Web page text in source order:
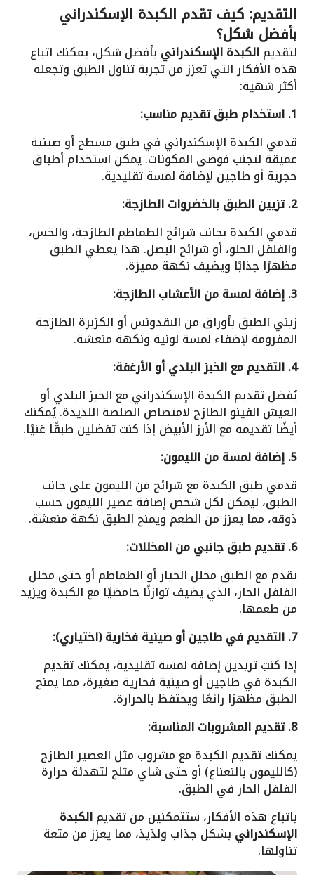
التقديم: كيف تقدم الكبدة الإسكندراني
بأفضل شكل؟
لتقديمالكبدة الإسكندراني بأفضل شكل، يمكنك اتباع
هذه الأفكار التي تعزز من تجربة تناول الطبق وتجعله
أكثر شهية:
1. استخدام طبق تقديم مناسب:
قدمي الكبدة الإسكندراني في طبق مسطح أو صينية
عميقة لتجنب فوضى المكونات. يمكن استخدام أطباق
حجرية أو طاجين لإضافة لمسة تقليدية.
2. تزيين الطبق بالخضروات الطازجة:
قدمي الكبدة بجانب شرائح الطماطم الطازجة، والخس،
والفلفل الحلو، أو شرائح البصل. هذا يعطي الطبق
مظهرًا جذابًا ويضيف نكهة مميزة.
3. إضافة لمسة من الأعشاب الطازجة:
زيني الطبق بأوراق من البقدونس أو الكزبرة الطازجة
المفرومة لإضفاء لمسة لونية ونكهة منعشة.
4. التقديم مع الخبز البلدي أو الأرغفة:
يُفضل تقديم الكبدة الإسكندراني مع الخبز البلدي أو
العيش الفينو الطازج لامتصاص الصلصة اللذيذة. يُمكنك
أيضًا تقديمه مع الأرز الأبيض إذا كنت تفضلين طبقًا غنيًا.
5. إضافة لمسة من الليمون:
قدمي طبق الكبدة مع شرائح من الليمون على جانب
الطبق، ليمكن لكل شخص إضافة عصير الليمون حسب
ذوقه، مما يعزز من الطعم ويمنح الطبق نكهة منعشة.
6. تقديم طبق جانبي من المخللات:
يقدم مع الطبق مخلل الخيار أو الطماطم أو حتى مخلل
الفلفل الحار، الذي يضيف توازنًا حامضيًا مع الكبدة ويزيد
من طعمها.
7. التقديم في طاجين أو صينية فخارية (اختياري):
إذا كنتِ تريدين إضافة لمسة تقليدية، يمكنك تقديم
الكبدة في طاجين أو صينية فخارية صغيرة، مما يمنح
الطبق مظهرًا رائعًا ويحتفظ بالحرارة.
8. تقديم المشروبات المناسبة:
يمكنك تقديم الكبدة مع مشروب مثل العصير الطازج
(كالليمون بالنعناع) أو حتى شاي مثلج لتهدئة حرارة
الفلفل الحار في الطبق.
باتباع هذه الأفكار، ستتمكنين من تقديمالكبدة
الإسكندراني بشكل جذاب ولذيذ، مما يعزز من متعة
تناولها.